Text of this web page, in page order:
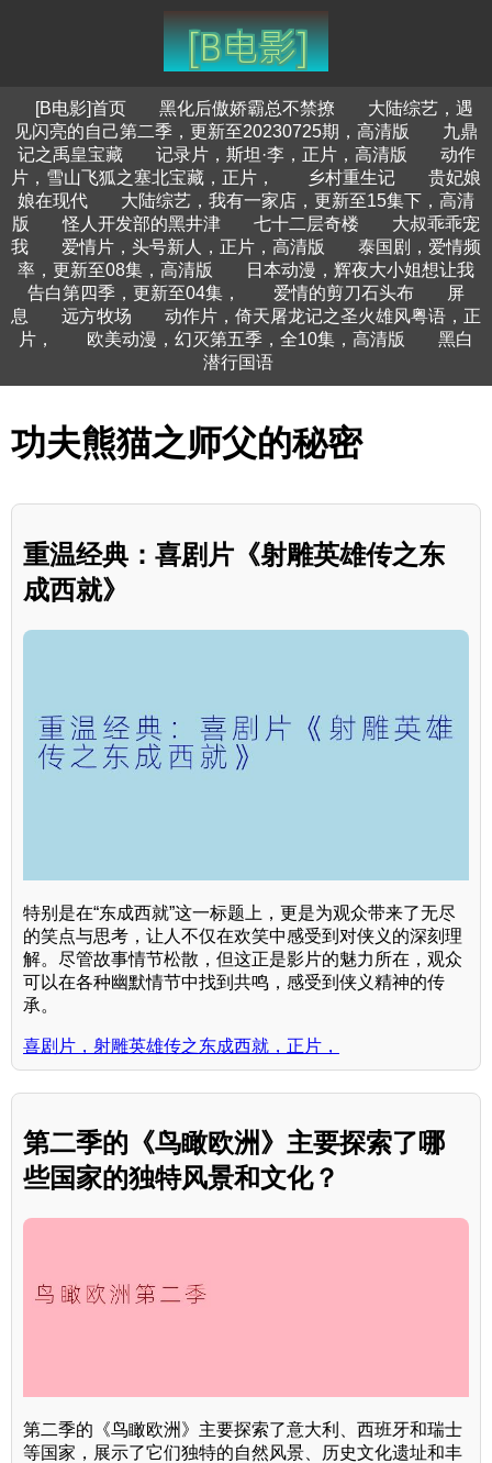
[B电影]首页 黑化后傲娇霸总不禁撩
大陆综艺，遇
见闪亮的自己第二季，更新至20230725期，高清版
九鼎
记之禹皇宝藏
记录片，斯坦·李，正片，高清版
动作
片，雪山飞狐之塞北宝藏，正片，
乡村重生记
贵妃娘
娘在现代
大陆综艺，我有一家店，更新至15集下，高清
版
怪人开发部的黑井津 七十二层奇楼
大叔乖乖宠
我
爱情片，头号新人，正片，高清版
泰国剧，爱情频
率，更新至08集，高清版
日本动漫，辉夜大小姐想让我
告白第四季，更新至04集，
爱情的剪刀石头布
屏
息
远方牧场
动作片，倚天屠龙记之圣火雄风粤语，正
片，
欧美动漫，幻灭第五季，全10集，高清版
黑白
潜行国语
功夫熊猫之师父的秘密
重温经典：喜剧片《射雕英雄传之东
成西就》
特别是在“东成西就”这一标题上，更是为观众带来了无尽
的笑点与思考，让人不仅在欢笑中感受到对侠义的深刻理
解。尽管故事情节松散，但这正是影片的魅力所在，观众
可以在各种幽默情节中找到共鸣，感受到侠义精神的传
承。
喜剧片，射雕英雄传之东成西就，正片，
第二季的《鸟瞰欧洲》主要探索了哪
些国家的独特风景和文化？
第二季的《鸟瞰欧洲》主要探索了意大利、西班牙和瑞士
等国家，展示了它们独特的自然风景、历史文化遗址和丰